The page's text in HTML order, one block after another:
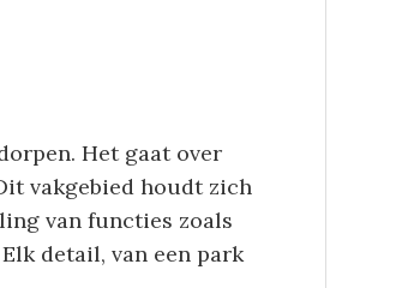
Het gaat over
vakgebied houdt zich
van functies zoals
detail, van een park